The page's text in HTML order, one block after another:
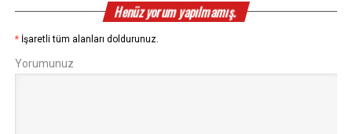
Henüz yorum yapılmamış.
* İşaretli tüm alanları doldurunuz.
Yorumunuz